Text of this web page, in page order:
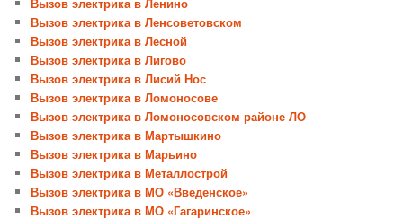
Вызов электрика в Ленсоветовском
Вызов электрика в Лесной
Вызов электрика в Лигово
Вызов электрика в Лисий Нос
Вызов электрика в Ломоносове
Вызов электрика в Ломоносовском районе ЛО
Вызов электрика в Мартышкино
Вызов электрика в Марьино
Вызов электрика в Металлострой
Вызов электрика в МО «Введенское»
Вызов электрика в МО «Гагаринское»